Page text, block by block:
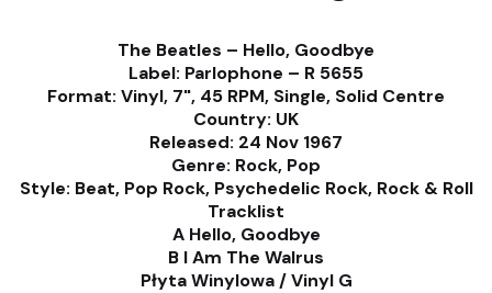
The Beatles ‎– Hello, Goodbye
Label: Parlophone ‎– R 5655
Format: Vinyl, 7", 45 RPM, Single, Solid Centre
Country: UK
Released: 24 Nov 1967
Genre: Rock, Pop
Style: Beat, Pop Rock, Psychedelic Rock, Rock & Roll
Tracklist
A Hello, Goodbye
B I Am The Walrus
Płyta Winylowa / Vinyl G